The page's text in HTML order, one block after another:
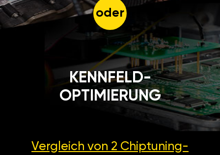
oder
KENNFELD-
OPTIMIERUNG
Vergleich von 2 Chiptuning-